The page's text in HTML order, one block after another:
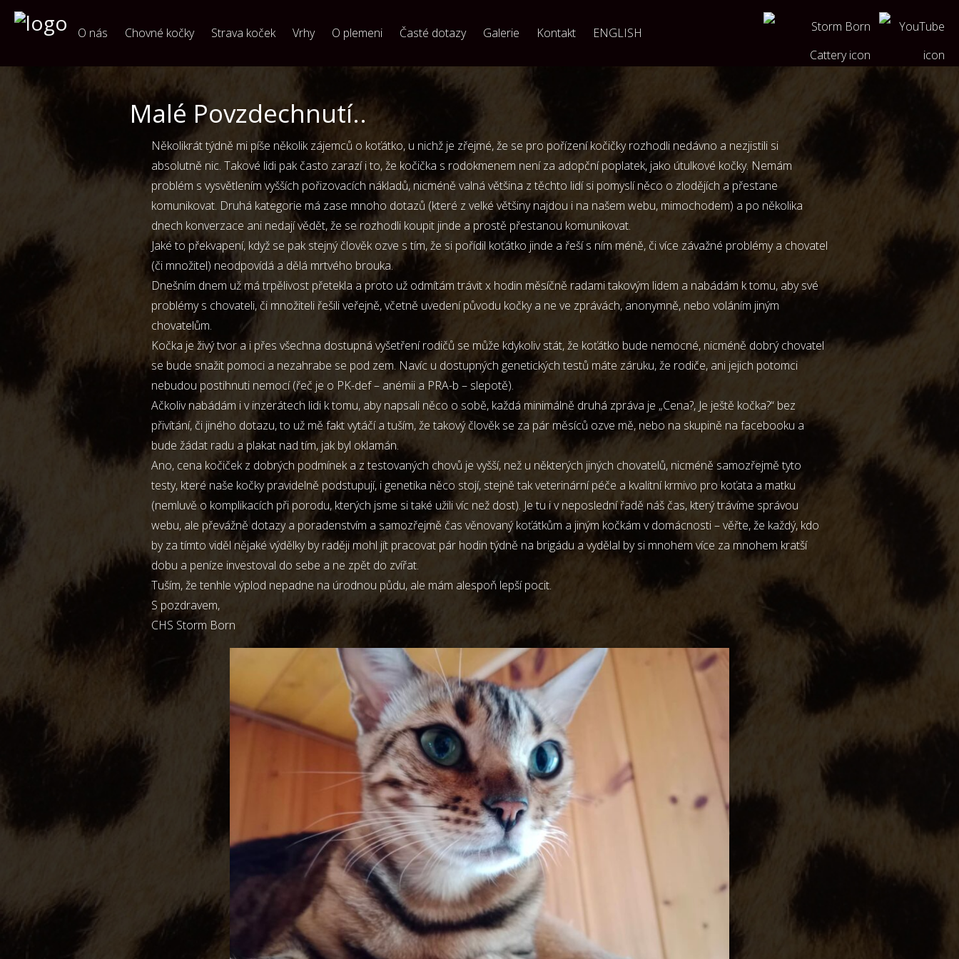
O nás Chovné kočky Strava koček Vrhy O plemeni Časté dotazy Galerie Kontakt ENGLISH
Malé Povzdechnutí..
Několikrát týdně mi píše několik zájemců o koťátko, u nichž je zřejmé, že se pro pořízení kočičky rozhodli nedávno a nezjistili si
absolutně nic. Takové lidi pak často zarazí i to, že kočička s rodokmenem není za adopční poplatek, jako útulkové kočky. Nemám
problém s vysvětlením vyšších pořizovacích nákladů, nicméně valná většina z těchto lidí si pomyslí něco o zlodějích a přestane
komunikovat. Druhá kategorie má zase mnoho dotazů (které z velké většiny najdou i na našem webu, mimochodem) a po několika
dnech konverzace ani nedají vědět, že se rozhodli koupit jinde a prostě přestanou komunikovat.
Jaké to překvapení, když se pak stejný člověk ozve s tím, že si pořídil koťátko jinde a řeší s ním méně, či více závažné problémy a chovatel
(či množitel) neodpovídá a dělá mrtvého brouka.
Dnešním dnem už má trpělivost přetekla a proto už odmítám trávit x hodin měsíčně radami takovým lidem a nabádám k tomu, aby své
problémy s chovateli, či množiteli řešili veřejně, včetně uvedení původu kočky a ne ve zprávách, anonymně, nebo voláním jiným
chovatelům.
Kočka je živý tvor a i přes všechna dostupná vyšetření rodičů se může kdykoliv stát, že koťátko bude nemocné, nicméně dobrý chovatel
se bude snažit pomoci a nezahrabe se pod zem. Navíc u dostupných genetických testů máte záruku, že rodiče, ani jejich potomci
nebudou postihnuti nemocí (řeč je o PK-def – anémii a PRA-b – slepotě).
Ačkoliv nabádám i v inzerátech lidi k tomu, aby napsali něco o sobě, každá minimálně druhá zpráva je „Cena?, Je ještě kočka?“ bez
přivítání, či jiného dotazu, to už mě fakt vytáčí a tuším, že takový člověk se za pár měsíců ozve mě, nebo na skupině na facebooku a
bude žádat radu a plakat nad tím, jak byl oklamán.
Ano, cena kočiček z dobrých podmínek a z testovaných chovů je vyšší, než u některých jiných chovatelů, nicméně samozřejmě tyto
testy, které naše kočky pravidelně podstupují, i genetika něco stojí, stejně tak veterinární péče a kvalitní krmivo pro koťata a matku
(nemluvě o komplikacích při porodu, kterých jsme si také užili víc než dost). Je tu i v neposlední řadě náš čas, který trávíme správou
webu, ale převážně dotazy a poradenstvím a samozřejmě čas věnovaný koťátkům a jiným kočkám v domácnosti – věřte, že každý, kdo
by za tímto viděl nějaké výdělky by raději mohl jít pracovat pár hodin týdně na brigádu a vydělal by si mnohem více za mnohem kratší
dobu a peníze investoval do sebe a ne zpět do zvířat.
Tuším, že tenhle výplod nepadne na úrodnou půdu, ale mám alespoň lepší pocit.
S pozdravem,
CHS Storm Born